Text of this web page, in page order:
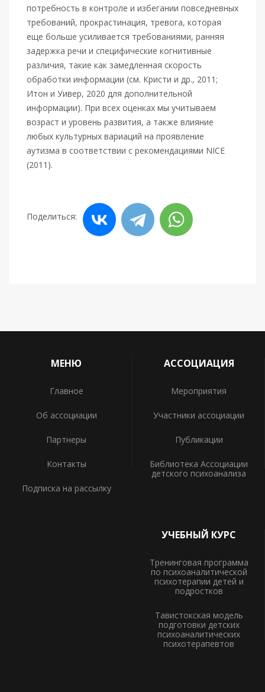
потребность в контроле и избегании повседневных
требований, прокрастинация, тревога, которая
еще больше усиливается требованиями, ранняя
задержка речи и специфические когнитивные
различия, такие как замедленная скорость
обработки информации (см. Кристи и др., 2011;
Итон и Уивер, 2020 для дополнительной
информации). При всех оценках мы учитываем
возраст и уровень развития, а также влияние
любых культурных вариаций на проявление
аутизма в соответствии с рекомендациями NICE
(2011).
Поделиться:
МЕНЮ
Главное
Об ассоциации
Партнеры
Контакты
Подписка на рассылку
АССОЦИАЦИЯ
Мероприятия
Участники ассоциации
Публикации
Библиотека Ассоциации
детского психоанализа
УЧЕБНЫЙ КУРС
Тренинговая программа
по психоаналитической
психотерапии детей и
подростков
Тавистокская модель
подготовки детских
психоаналитических
психотерапевтов